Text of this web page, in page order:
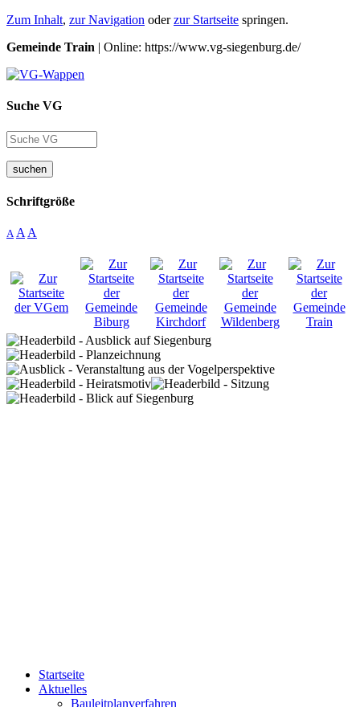
Zum Inhalt, zur Navigation oderzur Startseite springen.
Gemeinde Train | Online: https://www.vg-siegenburg.de/
Suche VG
suchen
Schriftgröße
A A A
Startseite
Aktuelles
Bauleitplanverfahren